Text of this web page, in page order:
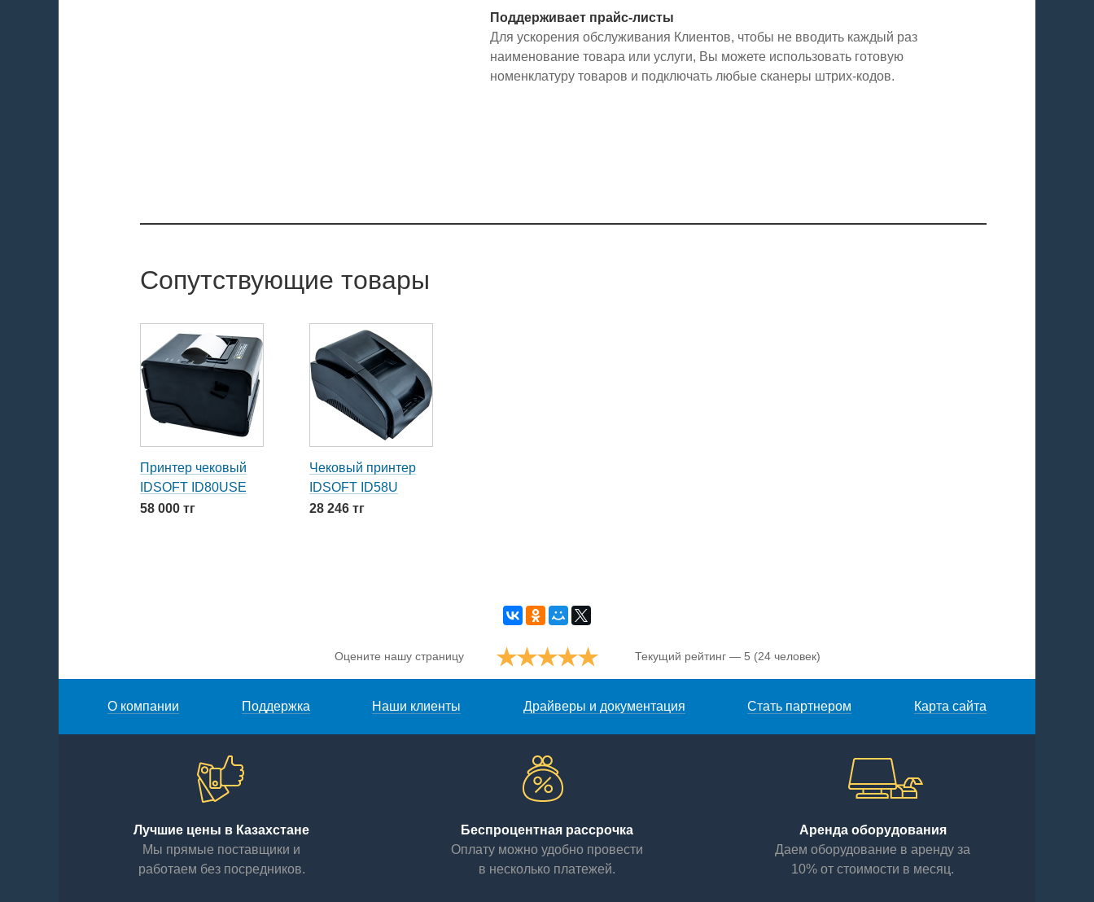
Поддерживает прайс-листы
Для ускорения обслуживания Клиентов, чтобы не вводить каждый раз
наименование товара или услуги, Вы можете использовать готовую
номенклатуру товаров и подключать любые сканеры штрих-кодов.
Сопутствующие товары
Принтер чековый
IDSOFT ID80USE
58 000 тг
Чековый принтер
IDSOFT ID58U
28 246 тг
Оцените нашу страницу Текущий рейтинг — 5 (24 человек)
О компании Поддержка Наши клиенты Драйверы и документация Стать партнером Карта сайта
Лучшие цены в Казахстане
Мы прямые поставщики и
работаем без посредников.
Беспроцентная рассрочка
Оплату можно удобно провести
в несколько платежей.
Аренда оборудования
Даем оборудование в аренду за
10% от стоимости в месяц.